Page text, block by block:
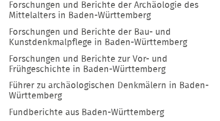
Forschungen und Berichte der Archäologie des
Mittelalters in Baden-Württemberg
Forschungen und Berichte der Bau- und
Kunstdenkmalpflege in Baden-Württemberg
Forschungen und Berichte zur Vor- und
Frühgeschichte in Baden-Württemberg
Führer zu archäologischen Denkmälern in Baden-
Württemberg
Fundberichte aus Baden-Württemberg